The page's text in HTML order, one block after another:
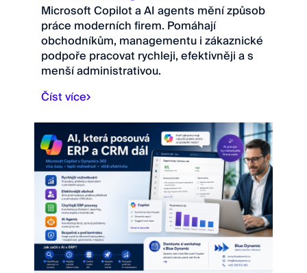
Microsoft Copilot a AI agents mění způsob
práce moderních firem. Pomáhají
obchodníkům, managementu i zákaznické
podpoře pracovat rychleji, efektivněji a s
menší administrativou.
Číst více